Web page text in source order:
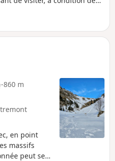
de bien chercher l'itinéraire
de l'orientation, et une
ce qui réclame un pied
Voir :
-860 m
en point
massifs
peut se